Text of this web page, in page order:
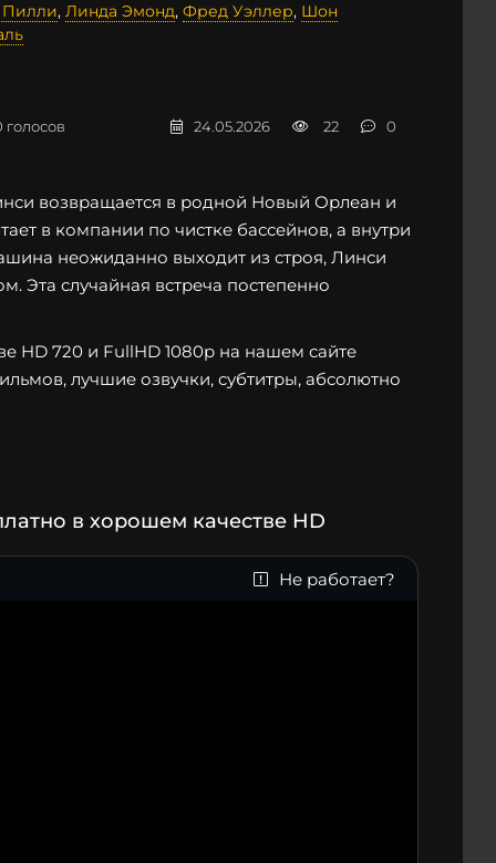
Пилли, Линда Эмонд, Фред Уэллер, Шон
голосов 24.05.2026 22 0
возвращается в родной Новый Орлеан и
в компании по чистке бассейнов, а внутри
неожиданно выходит из строя, Линси
Эта случайная встреча постепенно
HD 720 и FullHD 1080p на нашем сайте
лучшие озвучки, субтитры, абсолютно
в хорошем качестве HD
Не работает?